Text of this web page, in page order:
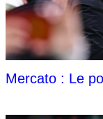
Mercato : Le